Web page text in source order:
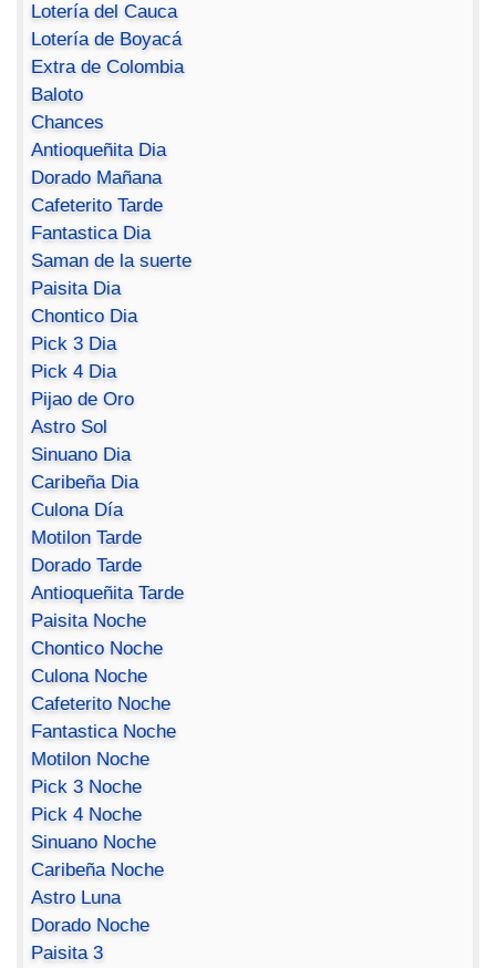
Lotería del Cauca
Lotería de Boyacá
Extra de Colombia
Baloto
Chances
Antioqueñita Dia
Dorado Mañana
Cafeterito Tarde
Fantastica Dia
Saman de la suerte
Paisita Dia
Chontico Dia
Pick 3 Dia
Pick 4 Dia
Pijao de Oro
Astro Sol
Sinuano Dia
Caribeña Dia
Culona Día
Motilon Tarde
Dorado Tarde
Antioqueñita Tarde
Paisita Noche
Chontico Noche
Culona Noche
Cafeterito Noche
Fantastica Noche
Motilon Noche
Pick 3 Noche
Pick 4 Noche
Sinuano Noche
Caribeña Noche
Astro Luna
Dorado Noche
Paisita 3